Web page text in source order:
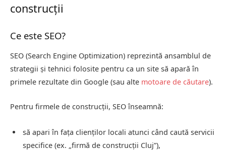
construcții
Ce este SEO?
SEO (Search Engine Optimization) reprezintă ansamblul de
strategii și tehnici folosite pentru ca un site să apară în
primele rezultate din Google (sau alte motoare de căutare).
Pentru firmele de construcții, SEO înseamnă:
să apari în fața clienților locali atunci când caută servicii
specifice (ex. „firmă de construcții Cluj”),